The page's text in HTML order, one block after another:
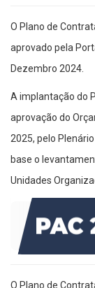
O Plano de
aprovado pela
Dezembro 2024.
A implantação do
aprovação do
2025, pelo
base o
Unidades
O Plano de